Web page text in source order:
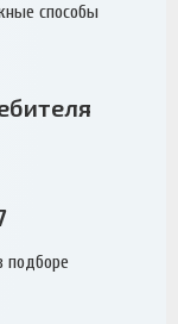
способы
подборе